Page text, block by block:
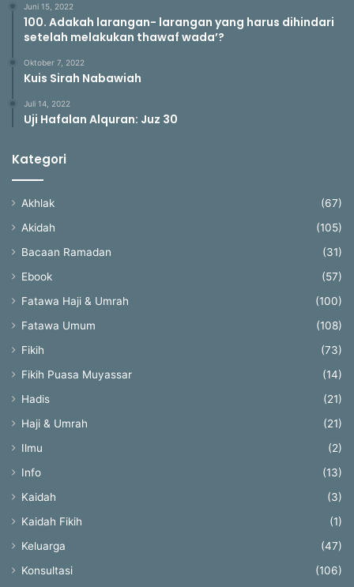
Juni 15, 2022
100. Adakah larangan- larangan yang harus dihindari
setelah melakukan thawaf wada’?
Oktober 7, 2022
Kuis Sirah Nabawiah
Juli 14, 2022
Uji Hafalan Alquran: Juz 30
Kategori
Akhlak
(67)
Akidah
(105)
Bacaan Ramadan
(31)
Ebook
(57)
Fatawa Haji & Umrah
(100)
Fatawa Umum
(108)
Fikih
(73)
Fikih Puasa Muyassar
(14)
Hadis
(21)
Haji & Umrah
(21)
Ilmu
(2)
Info
(13)
Kaidah
(3)
Kaidah Fikih
(1)
Keluarga
(47)
Konsultasi
(106)